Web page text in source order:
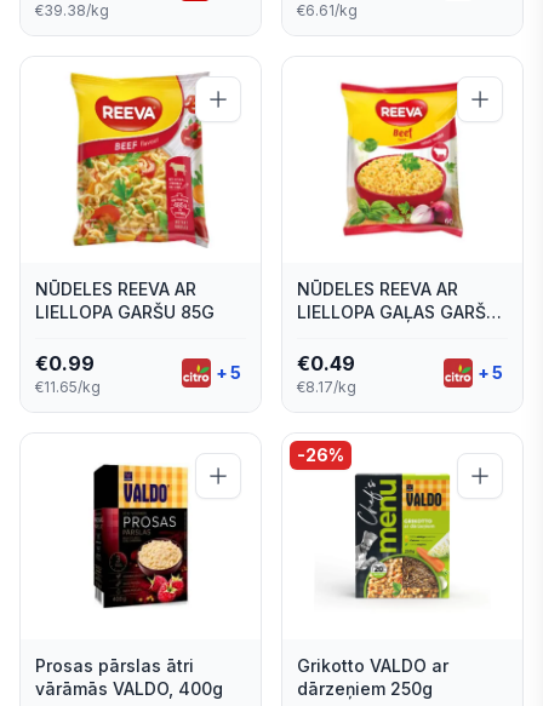
€39.38/kg €6.61/kg
NŪDELES REEVA AR
LIELLOPA GARŠU 85G
€0.99
€11.65/kg
+5
NŪDELES REEVA AR
LIELLOPA GAĻAS GARŠU
€0.49
€8.17/kg
+5
Prosas pārslas ātri
vārāmās VALDO, 400g
-26%
Grikotto VALDO ar
dārzeņiem 250g